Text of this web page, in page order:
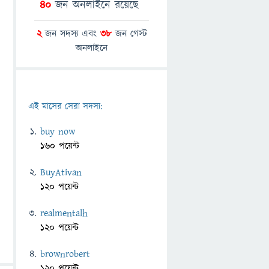
40 জন অনলাইনে রয়েছে
2জন সদস্য এবং 38জন গেস্ট
অনলাইনে
এই মাসের সেরা সদস্য:
buy now
160 পয়েন্ট
BuyAtivan
120 পয়েন্ট
realmentalh
120 পয়েন্ট
brownrobert